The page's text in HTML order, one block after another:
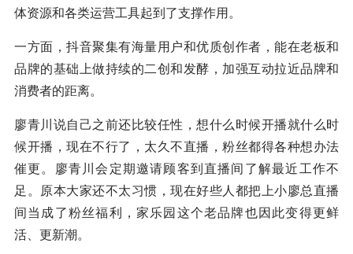
体资源和各类运营工具起到了支撑作用。
一方面，抖音聚集有海量用户和优质创作者，能在老板和
品牌的基础上做持续的二创和发酵，加强互动拉近品牌和
消费者的距离。
廖青川说自己之前还比较任性，想什么时候开播就什么时
候开播，现在不行了，太久不直播，粉丝都得各种想办法
催更。廖青川会定期邀请顾客到直播间了解最近工作不
足。原本大家还不太习惯，现在好些人都把上小廖总直播
间当成了粉丝福利，家乐园这个老品牌也因此变得更鲜
活、更新潮。